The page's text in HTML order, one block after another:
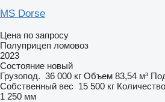
MS Dorse
Цена по запросу
Полуприцеп ломовоз
2023
Состояние новый
Грузопод. 36 000 кг Объем 83,54 м³
Собственный вес 15 500 кг
1 250 мм